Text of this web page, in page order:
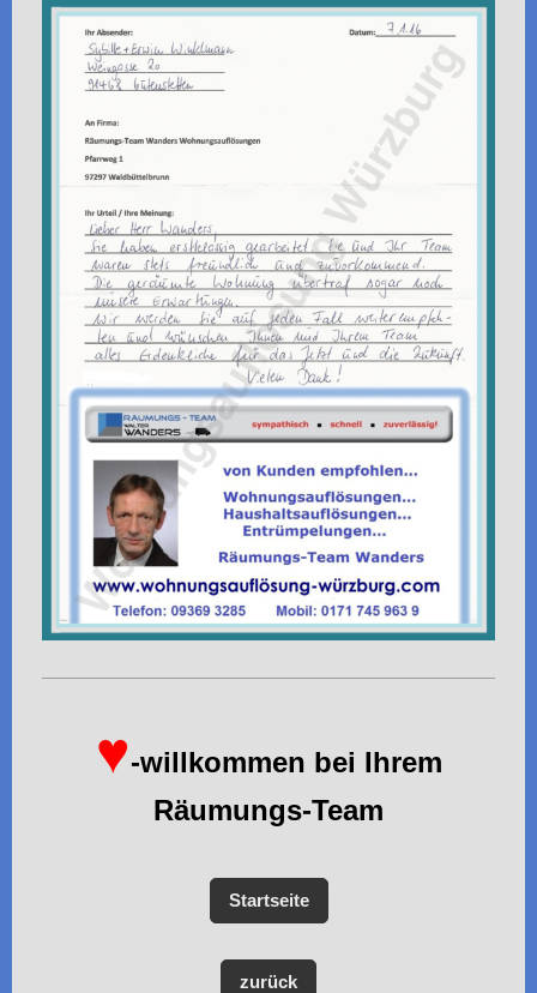
♥-willkommen bei Ihrem
Räumungs-Team
Startseite
zurück